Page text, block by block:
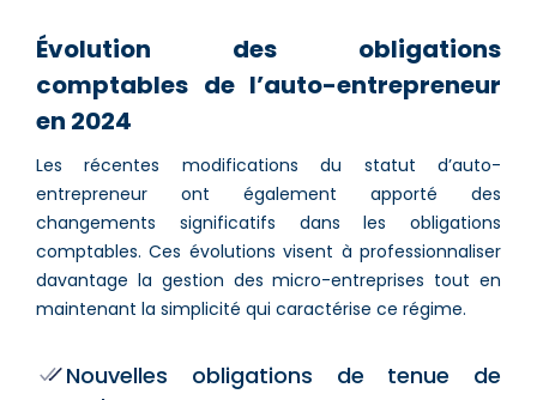
Évolution des obligations
comptables de l’auto-entrepreneur
en 2024
Les récentes modifications du statut d’auto-
entrepreneur ont également apporté des
changements significatifs dans les obligations
comptables. Ces évolutions visent à professionnaliser
davantage la gestion des micro-entreprises tout en
maintenant la simplicité qui caractérise ce régime.
Nouvelles obligations de tenue de